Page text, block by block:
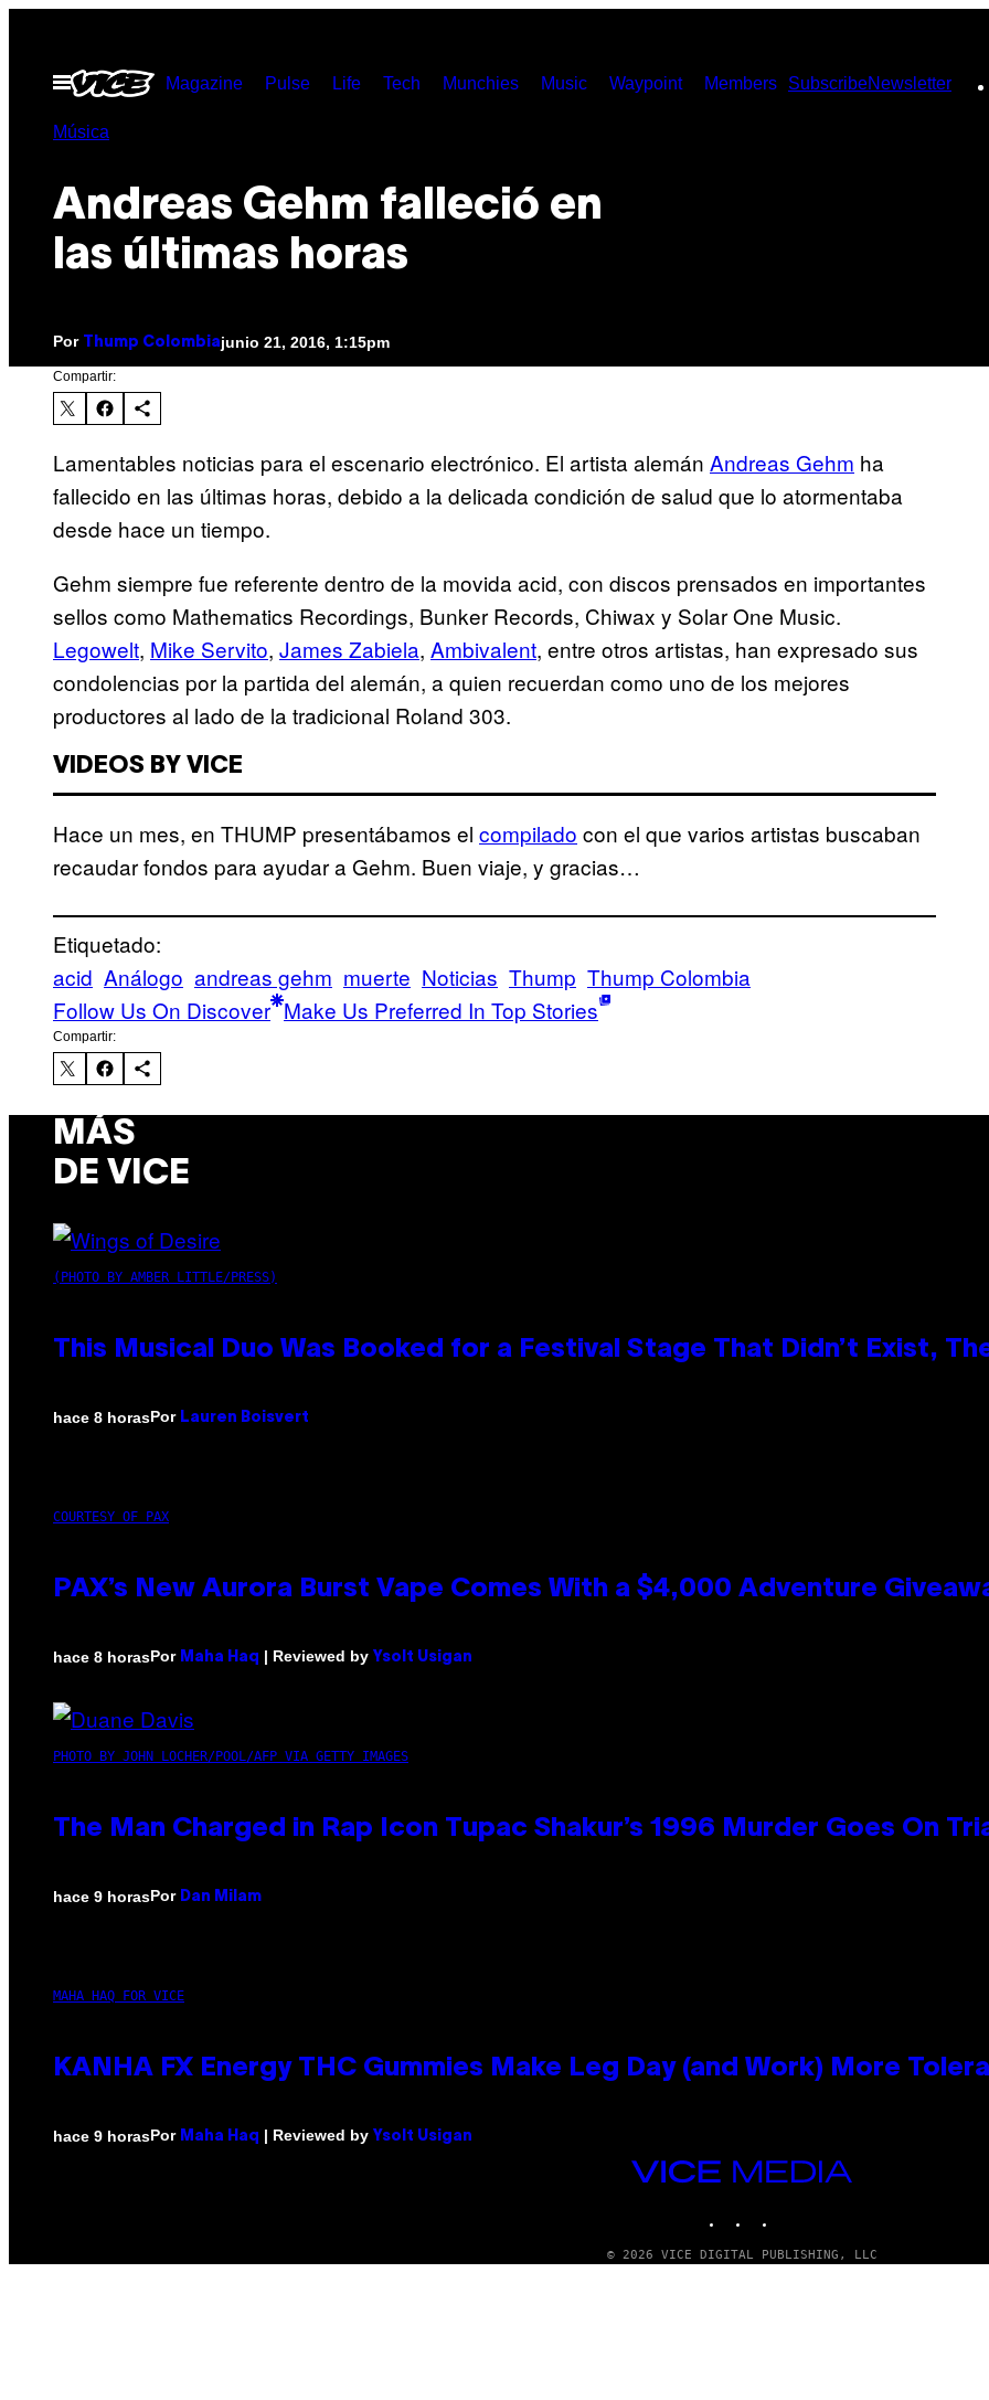
contenido
Abrir
Menú
Magazine Pulse Life Tech Munchies Music Waypoint Members SubscribeNewsletter
Música
Andreas Gehm falleció en
las últimas horas
Por Thump Colombiajunio 21, 2016, 1:15pm
Compartir:
Lamentables noticias para el escenario electrónico. El artista alemán Andreas Gehm ha
fallecido en las últimas horas, debido a la delicada condición de salud que lo atormentaba
desde hace un tiempo.
Gehm siempre fue referente dentro de la movida acid, con discos prensados en importantes
sellos como Mathematics Recordings, Bunker Records, Chiwax y Solar One Music.
Legowelt, Mike Servito, James Zabiela, Ambivalent, entre otros artistas, han expresado sus
condolencias por la partida del alemán, a quien recuerdan como uno de los mejores
productores al lado de la tradicional Roland 303.
VIDEOS BY VICE
Hace un mes, en THUMP presentábamos el compilado con el que varios artistas buscaban
recaudar fondos para ayudar a Gehm. Buen viaje, y gracias…
Etiquetado:
acid Análogo andreas gehm muerte Noticias Thump Thump Colombia
Follow Us On Discover Make Us Preferred In Top Stories
Compartir:
MÁS
DE VICE
(PHOTO BY AMBER LITTLE/PRESS)
This Musical Duo Was Booked for a Festival Stage That Didn’t Exist,
hace 8 horasPor Lauren Boisvert
COURTESY OF PAX
PAX’s New Aurora Burst Vape Comes With a $4,000 Adventure
hace 8 horasPor Maha Haq | Reviewed by Ysolt Usigan
PHOTO BY JOHN LOCHER/POOL/AFP VIA GETTY IMAGES
The Man Charged in Rap Icon Tupac Shakur’s 1996 Murder Goes On
hace 9 horasPor Dan Milam
MAHA HAQ FOR VICE
KANHA FX Energy THC Gummies Make Leg Day (and Work) More
hace 9 horasPor Maha Haq | Reviewed by Ysolt Usigan
VICE
© 2026 VICE DIGITAL PUBLISHING, LLC